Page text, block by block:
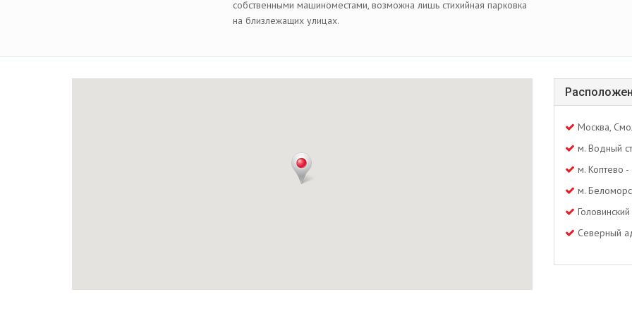
собственными машиноместами, возможна лишь стихийная парковка
на близлежащих улицах.
Москва,
м. Водный
м. Коптево
м.
Северный